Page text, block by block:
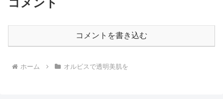
コメント
コメントを書き込む
ホーム オルビスで透明美肌を